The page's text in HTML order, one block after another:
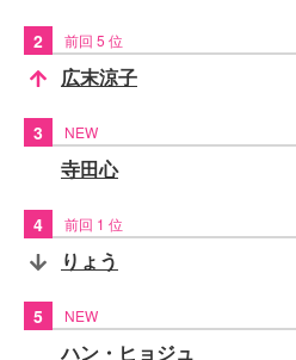
2 前回 5 位
広末涼子
3 NEW
寺田心
4 前回 1 位
りょう
5 NEW
ハン・ヒョジュ